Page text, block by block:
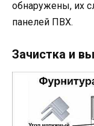
обнаружены, их
панелей ПВХ.
Зачистка и